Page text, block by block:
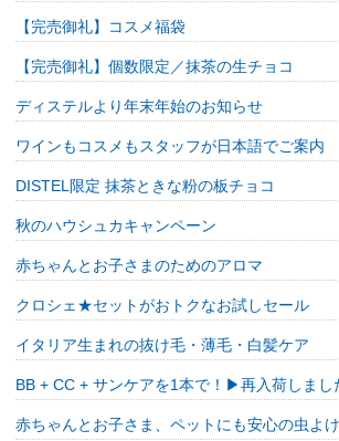
【完売御礼】コスメ福袋
【完売御礼】個数限定／抹茶の生チョコ
ディステルより年末年始のお知らせ
ワインもコスメもスタッフが日本語でご案内
DISTEL限定 抹茶ときな粉の板チョコ
秋のハウシュカキャンペーン
赤ちゃんとお子さまのためのアロマ
クロシェ★セットがおトクなお試しセール
イタリア生まれの抜け毛・薄毛・白髪ケア
BB + CC + サンケアを1本で！▶再入荷しまし
赤ちゃんとお子さま、ペットにも安心の虫よけ